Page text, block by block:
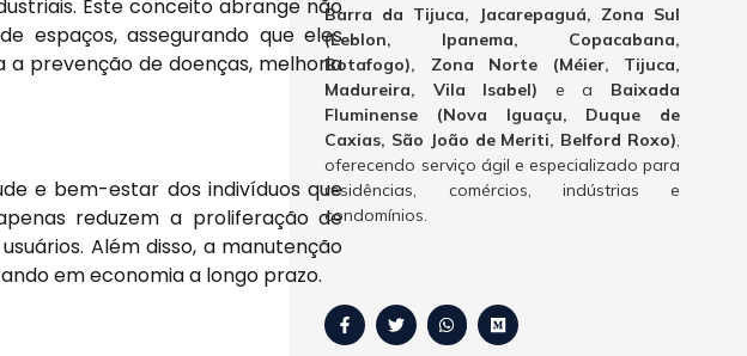
Este conceito abrange não
espaços, assegurando que eles
a prevenção de doenças, melhoria
e bem-estar dos indivíduos que
reduzem a proliferação de
Além disso, a manutenção
em economia a longo prazo.
Barra da Tijuca, Jacarepaguá, Zona Sul
(Leblon, Ipanema, Copacabana,
Botafogo), Zona Norte (Méier, Tijuca,
Madureira, Vila Isabel) e a Baixada
Fluminense (Nova Iguaçu, Duque de
Caxias, São João de Meriti, Belford Roxo),
oferecendo serviço ágil e especializado para
residências, comércios, indústrias e
condomínios.